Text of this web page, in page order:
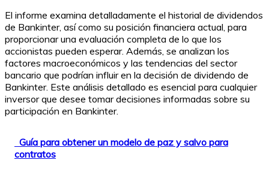
El informe examina detalladamente el historial de dividendos
de Bankinter, así como su posición financiera actual, para
proporcionar una evaluación completa de lo que los
accionistas pueden esperar. Además, se analizan los
factores macroeconómicos y las tendencias del sector
bancario que podrían influir en la decisión de dividendo de
Bankinter. Este análisis detallado es esencial para cualquier
inversor que desee tomar decisiones informadas sobre su
participación en Bankinter.
Guía para obtener un modelo de paz y salvo para
contratos